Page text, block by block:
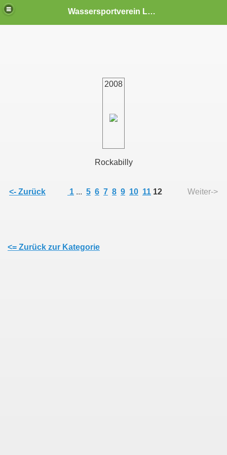
Wassersportverein Landwürden e.V.
2008
Rockabilly
<- Zurück 1 ... 5 6 7 8 9 10 11 12 Weiter->
<= Zurück zur Kategorie